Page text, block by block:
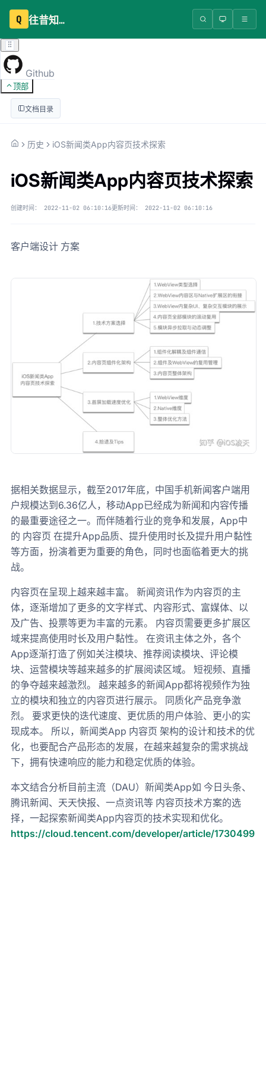
Q 往昔知识库
Github
顶部
文档目录
历史 iOS新闻类App内容页技术探索
iOS新闻类App内容页技术探索
创建时间： 2022-11-02 06:10:16更新时间： 2022-11-02 06:10:16
客户端设计 方案
据相关数据显示，截至2017年底，中国手机新闻客户端用
户规模达到6.36亿人，移动App已经成为新闻和内容传播
的最重要途径之一。而伴随着行业的竞争和发展，App中
的 内容页 在提升App品质、提升使用时长及提升用户黏性
等方面，扮演着更为重要的角色，同时也面临着更大的挑
战。
内容页在呈现上越来越丰富。 新闻资讯作为内容页的主
体，逐渐增加了更多的文字样式、内容形式、富媒体、以
及广告、投票等更为丰富的元素。 内容页需要更多扩展区
域来提高使用时长及用户黏性。 在资讯主体之外，各个
App逐渐打造了例如关注模块、推荐阅读模块、评论模
块、运营模块等越来越多的扩展阅读区域。 短视频、直播
的争夺越来越激烈。 越来越多的新闻App都将视频作为独
立的模块和独立的内容页进行展示。 同质化产品竞争激
烈。 要求更快的迭代速度、更优质的用户体验、更小的实
现成本。 所以，新闻类App 内容页 架构的设计和技术的优
化，也要配合产品形态的发展，在越来越复杂的需求挑战
下，拥有快速响应的能力和稳定优质的体验。
本文结合分析目前主流（DAU）新闻类App如 今日头条、
腾讯新闻、天天快报、一点资讯等 内容页技术方案的选
择，一起探索新闻类App内容页的技术实现和优化。
https://cloud.tencent.com/developer/article/1730499